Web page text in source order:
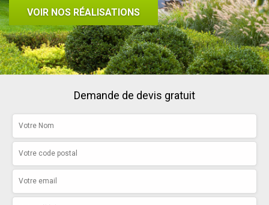
VOIR NOS RÉALISATIONS
Demande de devis gratuit